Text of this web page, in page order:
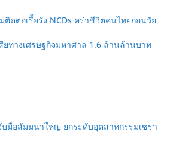
ติดต่อเรื้อรัง NCDs คร่าชีวิตคนไทยก่อนวัย
ทางเศรษฐกิจมหาศาล 1.6 ล้านล้านบาท
มือสัมมนาใหญ่ ยกระดับอุตสาหกรรมเซรา